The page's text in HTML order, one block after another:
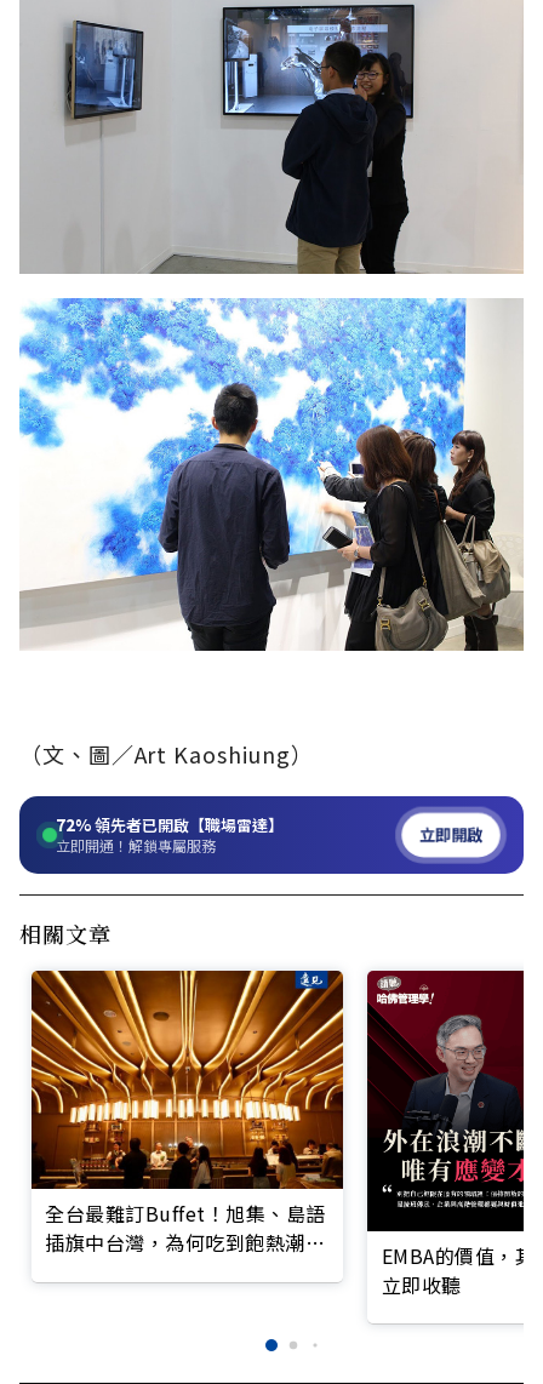
（文、圖／Art Kaoshiung）
72%領先者已開啟【職場雷達】
立即開通！解鎖專屬服務 立即開啟
相關文章
全台最難訂Buffet！旭集、島語
插旗中台灣，為何吃到飽熱潮不
EMBA的價值，
立即收聽